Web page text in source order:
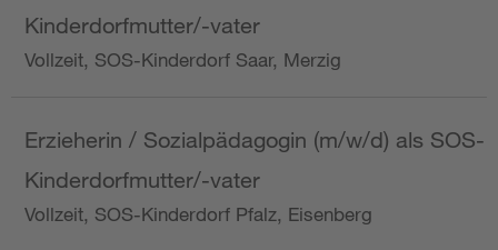
Kinderdorfmutter/-vater
Vollzeit, SOS-Kinderdorf Saar, Merzig
Erzieherin / Sozialpädagogin (m/w/d) als SOS-
Kinderdorfmutter/-vater
Vollzeit, SOS-Kinderdorf Pfalz, Eisenberg